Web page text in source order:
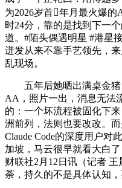
为2026岁首年月最火爆
时24分，靠的是找到下一
道。#陌头偶遇明星 #港星
迸发从来不靠手艺领先，
乱现场。
五年后她晒出满桌金猪
AA，照片一出，消息无法
的：一个坏流程被固化下
洲前列，法则也要改改。
Claude Code的深度用户对
加坡，马云很早就看大白
财联社2月12日讯（记者
荼，持久的不是具体认知，